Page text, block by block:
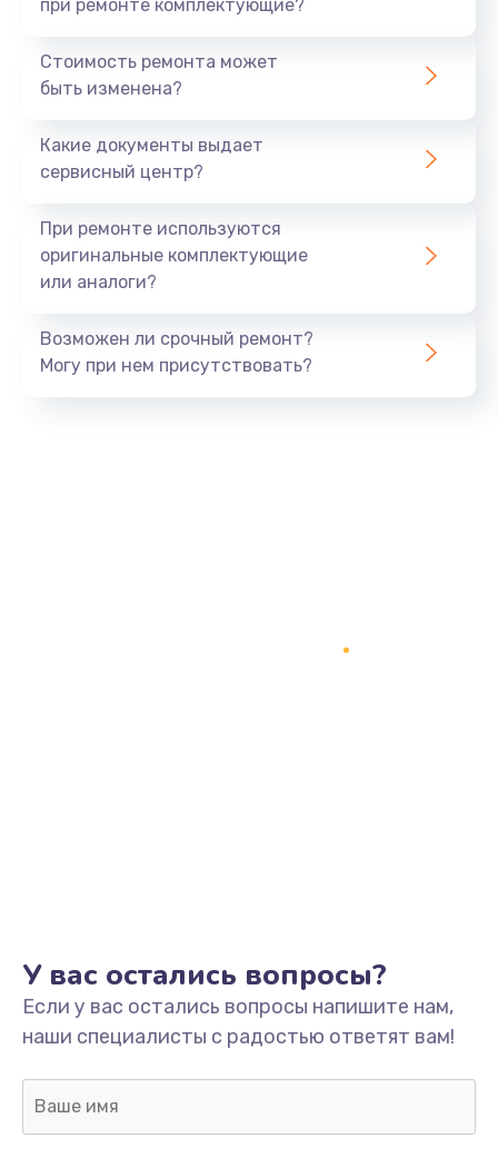
при ремонте комплектующие?
Стоимость ремонта может
быть изменена?
Какие документы выдает
сервисный центр?
При ремонте используются
оригинальные комплектующие
или аналоги?
Возможен ли срочный ремонт?
Могу при нем присутствовать?
У вас остались вопросы?
Если у вас остались вопросы напишите нам,
наши специалисты с радостью ответят вам!